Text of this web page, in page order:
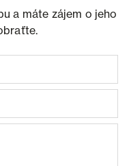
a máte zájem o jeho